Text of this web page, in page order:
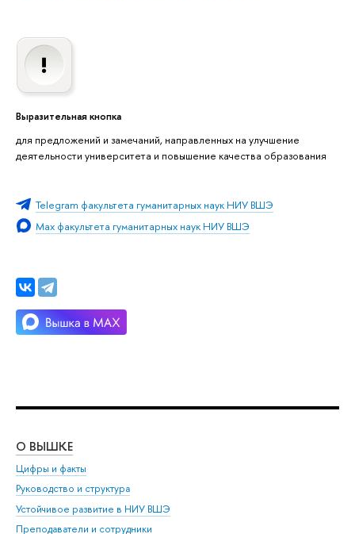
Выразительная кнопка
для предложений и замечаний, направленных на улучшение
деятельности университета и повышение качества образования
Telegram факультета гуманитарных наук НИУ ВШЭ
Max факультета гуманитарных наук НИУ ВШЭ
О ВЫШКЕ
Цифры и факты
Руководство и структура
Устойчивое развитие в НИУ ВШЭ
Преподаватели и сотрудники